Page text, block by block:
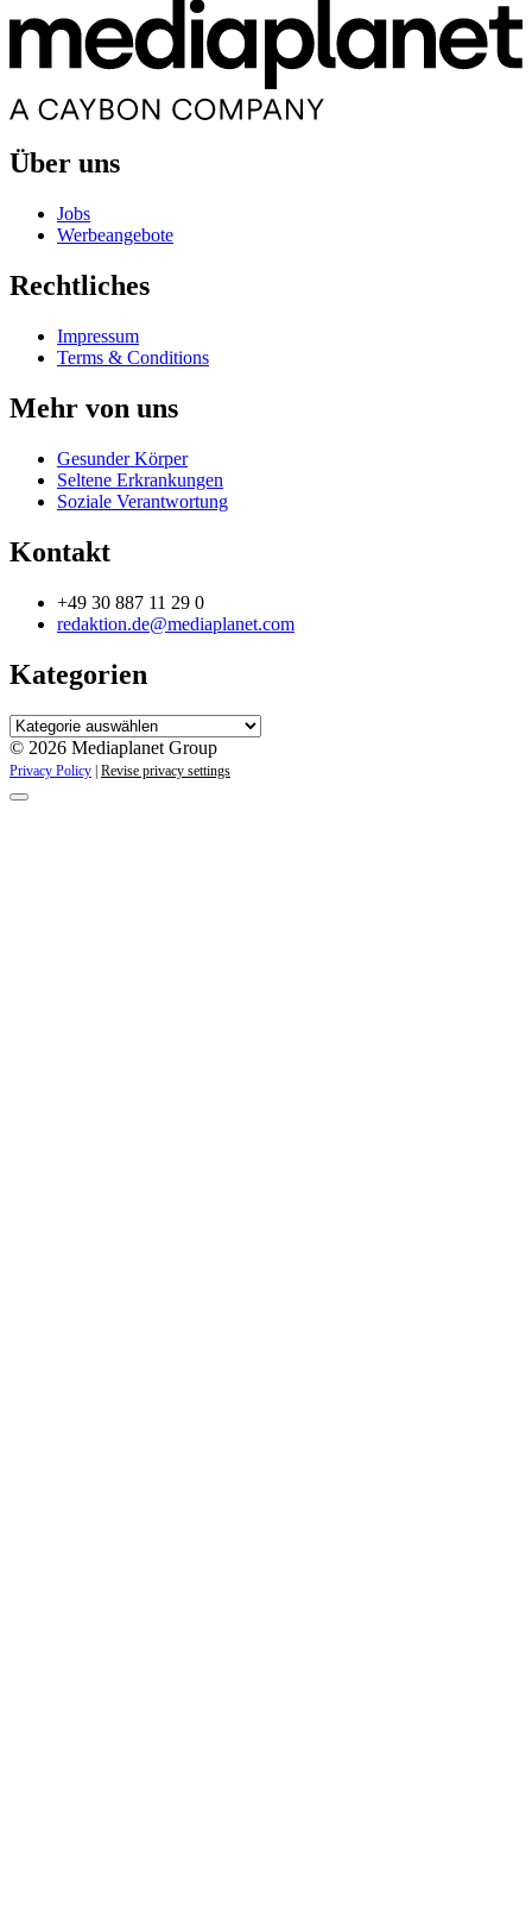
Über uns
Jobs
Werbeangebote
Rechtliches
Impressum
Terms & Conditions
Mehr von uns
Gesunder Körper
Seltene Erkrankungen
Soziale Verantwortung
Kontakt
+49 30 887 11 29 0
redaktion.de@mediaplanet.com
Kategorien
Kategorien
© 2026 Mediaplanet Group
Privacy Policy | Revise privacy settings